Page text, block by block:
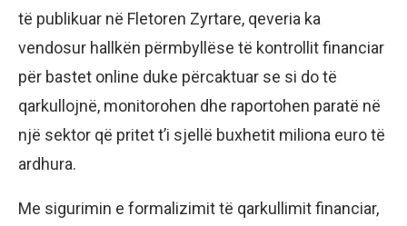
të publikuar në Fletoren Zyrtare, qeveria ka
vendosur hallkën përmbyllëse të kontrollit financiar
për bastet online duke përcaktuar se si do të
qarkullojnë, monitorohen dhe raportohen paratë në
një sektor që pritet t’i sjellë buxhetit miliona euro të
ardhura.
Me sigurimin e formalizimit të qarkullimit financiar,